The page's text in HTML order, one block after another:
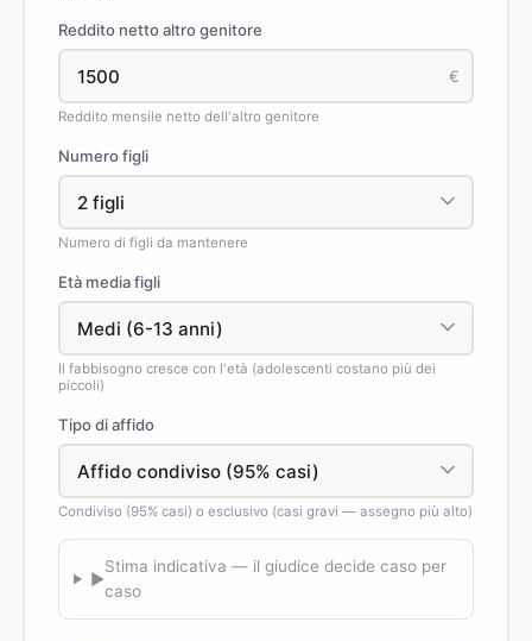
Reddito netto altro genitore
€
Reddito mensile netto dell'altro genitore
Numero figli
Numero di figli da mantenere
Età media figli
Il fabbisogno cresce con l'età (adolescenti costano più dei
piccoli)
Tipo di affido
Condiviso (95% casi) o esclusivo (casi gravi — assegno più alto)
▶
Stima indicativa — il giudice decide caso per
caso